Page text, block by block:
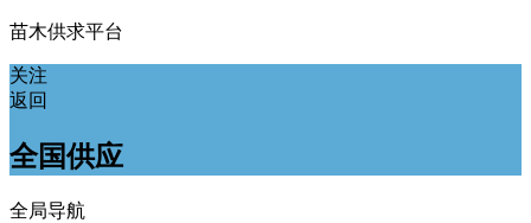
苗木供求平台
关注
返回
全国供应
全局导航